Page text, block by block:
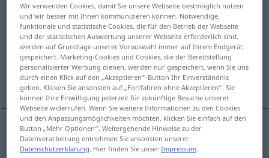
intencyjny
Übersicht aller Übersetzungen
(Für mehr Details die Übersetzung anklicken/antippen)
Absichtserklärung
Beispiele
listmintencyjny
Wir verwenden Cookies, damit Sie unsere Webseite bestmöglich nutzen
und wir besser mit Ihnen kommunizieren können. Notwendige,
funktionale und statistische Cookies, die für den Betrieb der Webseite
und der statistischen Auswertung unserer Webseite erforderlich sind,
werden auf Grundlage unserer Vorauswahl immer auf Ihrem Endgerät
gespeichert. Marketing-Cookies und Cookies, die der Bereitstellung
personalisierter Werbung dienen, werden nur gespeichert, wenn Sie uns
durch einen Klick auf den „Akzeptieren“-Button Ihr Einverständnis
geben. Klicken Sie ansonsten auf „Fortfahren ohne Akzeptieren“. Sie
können Ihre Einwilligung jederzeit für zukünftige Besuche unserer
Webseite widerrufen. Wenn Sie weitere Informationen zu den Cookies
und den Anpassungsmöglichkeiten möchten, klicken Sie einfach auf den
Button „Mehr Optionen“. Weitergehende Hinweise zu der
Datenverarbeitung entnehmen Sie ansonsten unserer
Datenschutzerklärung. Hier finden Sie unserImpressum.